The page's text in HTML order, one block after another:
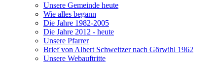
Unsere Gemeinde heute
Wie alles begann
Die Jahre 1982-2005
Die Jahre 2012 - heute
Unsere Pfarrer
Brief von Albert Schweitzer nach Görwihl 1962
Unsere Webauftritte